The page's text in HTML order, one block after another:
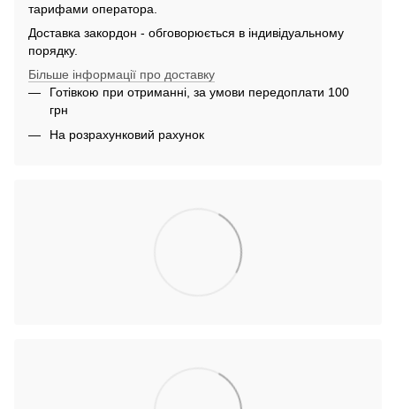
тарифами оператора.
Доставка закордон - обговорюється в індивідуальному
порядку.
Більше інформації про доставку
Готівкою при отриманні, за умови передоплати 100
грн
На розрахунковий рахунок